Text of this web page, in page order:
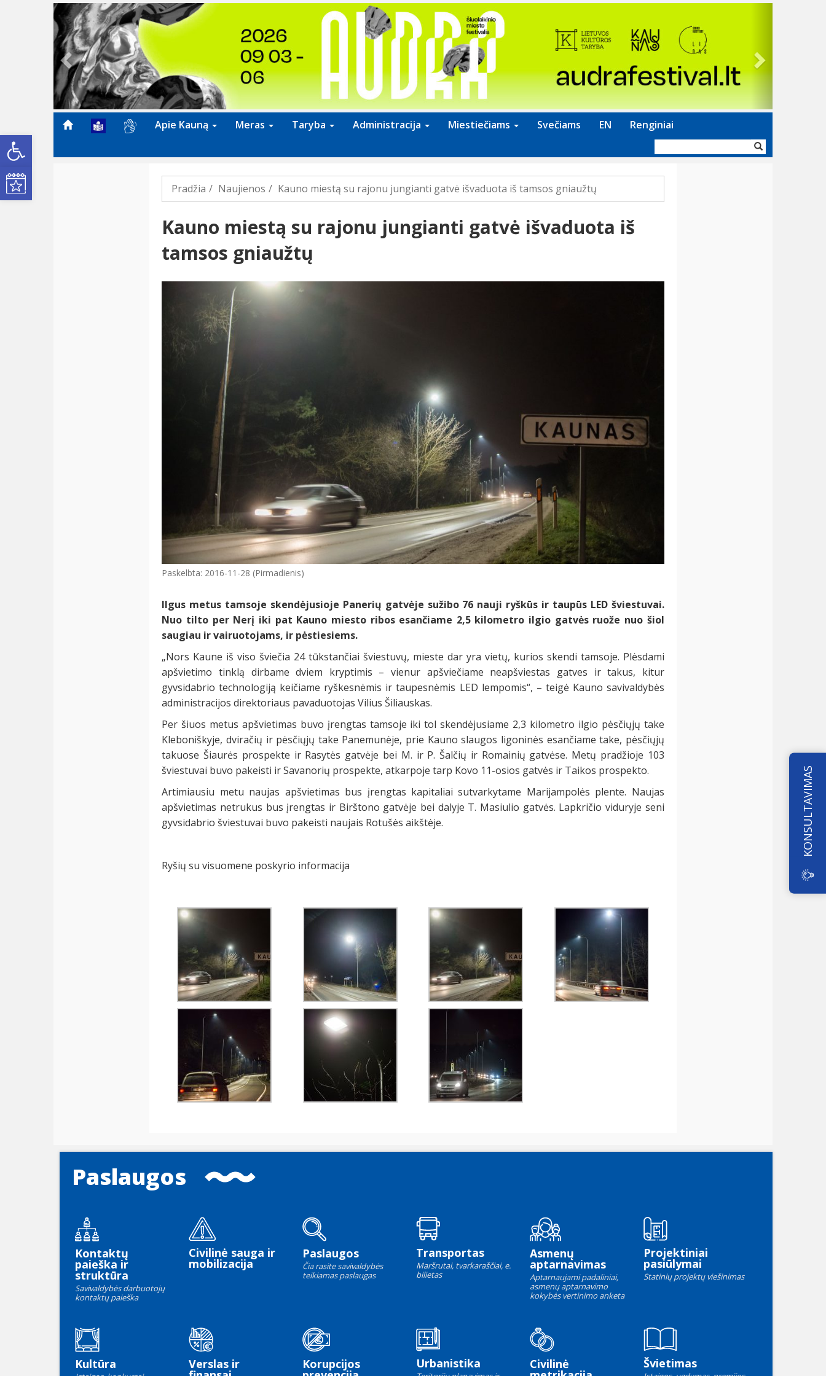
Open toolbar
Kultūros renginiai
Previous
Apie Kauną Meras Taryba Administracija Miestiečiams Svečiams EN Renginiai
forma
Pradžia Naujienos Kauno miestą su rajonu jungianti gatvė išvaduota iš tamsos gniaužtų
Kauno miestą su rajonu jungianti gatvė išvaduota iš
tamsos gniaužtų
Paskelbta: 2016-11-28 (Pirmadienis)
Ilgus metus tamsoje skendėjusioje Panerių gatvėje sužibo 76 nauji ryškūs ir taupūs LED šviestuvai.
Nuo tilto per Nerį iki pat Kauno miesto ribos esančiame 2,5 kilometro ilgio gatvės ruože nuo šiol
saugiau ir vairuotojams, ir pėstiesiems.
„Nors Kaune iš viso šviečia 24 tūkstančiai šviestuvų, mieste dar yra vietų, kurios skendi tamsoje. Plėsdami
apšvietimo tinklą dirbame dviem kryptimis – vienur apšviečiame neapšviestas gatves ir takus, kitur
gyvsidabrio technologiją keičiame ryškesnėmis ir taupesnėmis LED lempomis“, – teigė Kauno savivaldybės
administracijos direktoriaus pavaduotojas Vilius Šiliauskas.
Per šiuos metus apšvietimas buvo įrengtas tamsoje iki tol skendėjusiame 2,3 kilometro ilgio pėsčiųjų take
Kleboniškyje, dviračių ir pėsčiųjų take Panemunėje, prie Kauno slaugos ligoninės esančiame take, pėsčiųjų
takuose Šiaurės prospekte ir Rasytės gatvėje bei M. ir P. Šalčių ir Romainių gatvėse. Metų pradžioje 103
šviestuvai buvo pakeisti ir Savanorių prospekte, atkarpoje tarp Kovo 11-osios gatvės ir Taikos prospekto.
Artimiausiu metu naujas apšvietimas bus įrengtas kapitaliai sutvarkytame Marijampolės plente. Naujas
apšvietimas netrukus bus įrengtas ir Birštono gatvėje bei dalyje T. Masiulio gatvės. Lapkričio viduryje seni
gyvsidabrio šviestuvai buvo pakeisti naujais Rotušės aikštėje.
Ryšių su visuomene poskyrio informacija
Paslaugos
Kontaktų
paieška ir
struktūra
Savivaldybės darbuotojų
kontaktų paieška
Civilinė sauga ir
mobilizacija
Paslaugos
Čia rasite savivaldybės
teikiamas paslaugas
Transportas
Maršrutai, tvarkaraščiai, e.
bilietas
Asmenų
aptarnavimas
Aptarnaujami padaliniai,
asmenų aptarnavimo
kokybės vertinimo anketa
Projektiniai
pasiūlymai
Statinių projektų viešinimas
Kultūra Verslas ir Korupcijos Urbanistika Civilinė Švietimas
KONSULTAVIMAS